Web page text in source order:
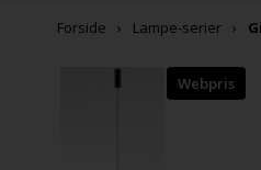
Forside Lampe-serier